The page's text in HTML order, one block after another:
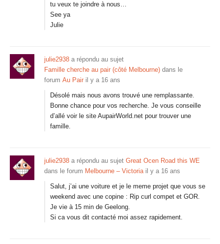
tu veux te joindre à nous…
See ya
Julie
julie2938 a répondu au sujet
Famille cherche au pair (côté Melbourne) dans le
forum Au Pair il y a 16 ans
Désolé mais nous avons trouvé une remplassante.
Bonne chance pour vos recherche. Je vous conseille
d’allé voir le site AupairWorld.net pour trouver une
famille.
julie2938 a répondu au sujet Great Ocen Road this WE
dans le forum Melbourne – Victoria il y a 16 ans
Salut, j’ai une voiture et je le meme projet que vous se
weekend avec une copine : Rip curl compet et GOR.
Je vie à 15 min de Geelong.
Si ca vous dit contacté moi assez rapidement.